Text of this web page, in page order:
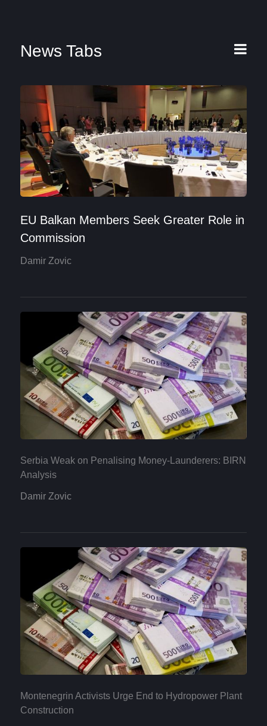
News Tabs
EU Balkan Members Seek Greater Role in
Commission
Damir Zovic
Serbia Weak on Penalising Money-Launderers: BIRN
Analysis
Damir Zovic
Montenegrin Activists Urge End to Hydropower Plant
Construction